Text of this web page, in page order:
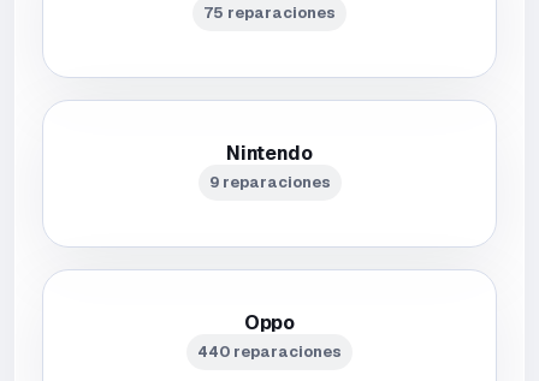
75 reparaciones
Nintendo
9 reparaciones
Oppo
440 reparaciones